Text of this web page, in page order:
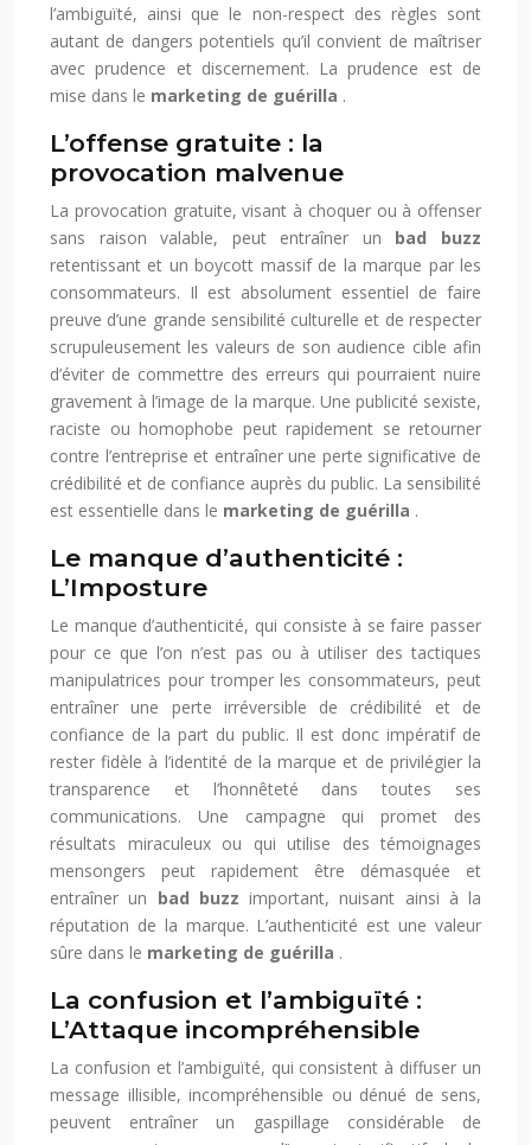
l’ambiguïté, ainsi que le non-respect des règles sont
autant de dangers potentiels qu’il convient de maîtriser
avec prudence et discernement. La prudence est de
mise dans le marketing de guérilla .
L’offense gratuite : la
provocation malvenue
La provocation gratuite, visant à choquer ou à offenser
sans raison valable, peut entraîner un bad buzz
retentissant et un boycott massif de la marque par les
consommateurs. Il est absolument essentiel de faire
preuve d’une grande sensibilité culturelle et de respecter
scrupuleusement les valeurs de son audience cible afin
d’éviter de commettre des erreurs qui pourraient nuire
gravement à l’image de la marque. Une publicité sexiste,
raciste ou homophobe peut rapidement se retourner
contre l’entreprise et entraîner une perte significative de
crédibilité et de confiance auprès du public. La sensibilité
est essentielle dans le marketing de guérilla .
Le manque d’authenticité :
L’Imposture
Le manque d’authenticité, qui consiste à se faire passer
pour ce que l’on n’est pas ou à utiliser des tactiques
manipulatrices pour tromper les consommateurs, peut
entraîner une perte irréversible de crédibilité et de
confiance de la part du public. Il est donc impératif de
rester fidèle à l’identité de la marque et de privilégier la
transparence et l’honnêteté dans toutes ses
communications. Une campagne qui promet des
résultats miraculeux ou qui utilise des témoignages
mensongers peut rapidement être démasquée et
entraîner un bad buzz important, nuisant ainsi à la
réputation de la marque. L’authenticité est une valeur
sûre dans le marketing de guérilla .
La confusion et l’ambiguïté :
L’Attaque incompréhensible
La confusion et l’ambiguïté, qui consistent à diffuser un
message illisible, incompréhensible ou dénué de sens,
peuvent entraîner un gaspillage considérable de